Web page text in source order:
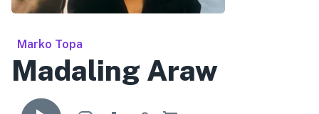
Marko Topa
Madaling Araw